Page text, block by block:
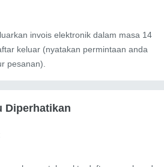
invois elektronik dalam masa 14
keluar (nyatakan permintaan anda
pesanan).
Diperhatikan